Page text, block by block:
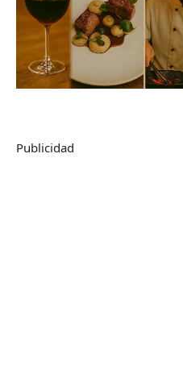
Publicidad